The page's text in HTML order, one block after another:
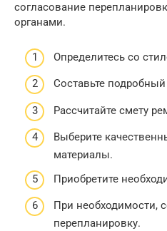
согласование
органами.
Определитесь со
Составьте
Рассчитайте смету
Выберите
материалы.
Приобретите
При необходимости,
перепланировку.